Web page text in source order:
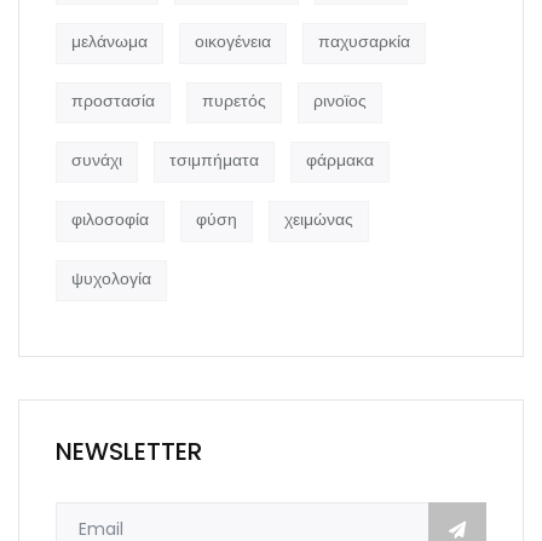
μελάνωμα οικογένεια παχυσαρκία
προστασία πυρετός ρινοϊος
συνάχι τσιμπήματα φάρμακα
φιλοσοφία φύση χειμώνας
ψυχολογία
NEWSLETTER